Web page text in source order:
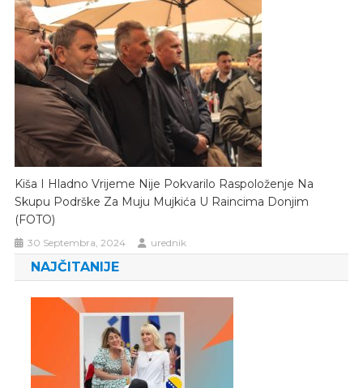
Kiša I Hladno Vrijeme Nije Pokvarilo Raspoloženje Na
Skupu Podrške Za Muju Mujkića U Raincima Donjim
(FOTO)
30 Septembra, 2024 urednik
NAJČITANIJE